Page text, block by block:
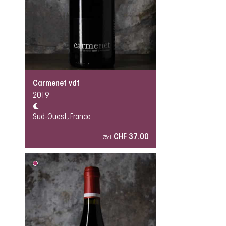
Carmenet vdf
2019
Sud-Ouest, France
75cl CHF 37.00